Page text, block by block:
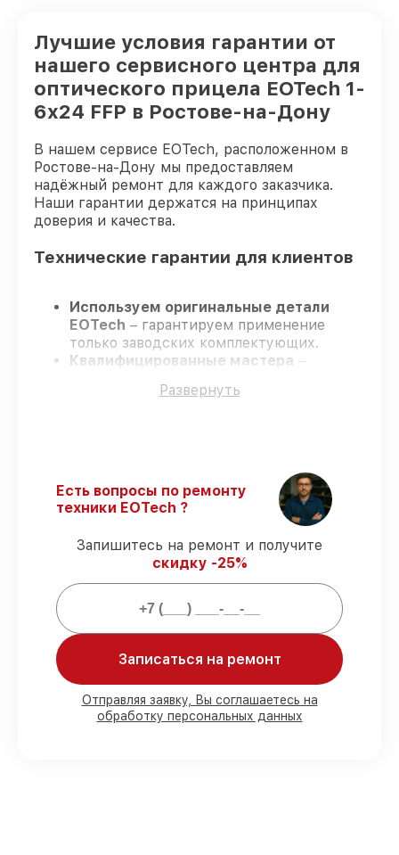
Лучшие условия гарантии от
нашего сервисного центра для
оптического прицела EOTech 1-
6x24 FFP в Ростове-на-Дону
В нашем сервисе EOTech, расположенном в
Ростове-на-Дону мы предоставляем
надёжный ремонт для каждого заказчика.
Наши гарантии держатся на принципах
доверия и качества.
Технические гарантии для клиентов
Используем оригинальные детали
EOTech – гарантируем применение
только заводских комплектующих.
Квалифицированные мастера –
подтверждает уровень их
Гарантийное сопровождение – все
ремонтные услуги и комплектующие
защищены гарантийной поддержкой до
3 лет.
Мы гарантируем:
80%
присутствии
деталей EOTech имеются на складе
в Ростове-на-Дону, остальные поступают
оперативно
Развернуть
Есть вопросы по ремонту
техники EOTech ?
Запишитесь на ремонт и получите
скидку -25%
Записаться на ремонт
Отправляя заявку, Вы соглашаетесь на
обработку персональных данных